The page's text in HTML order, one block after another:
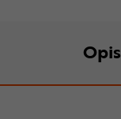
Opis